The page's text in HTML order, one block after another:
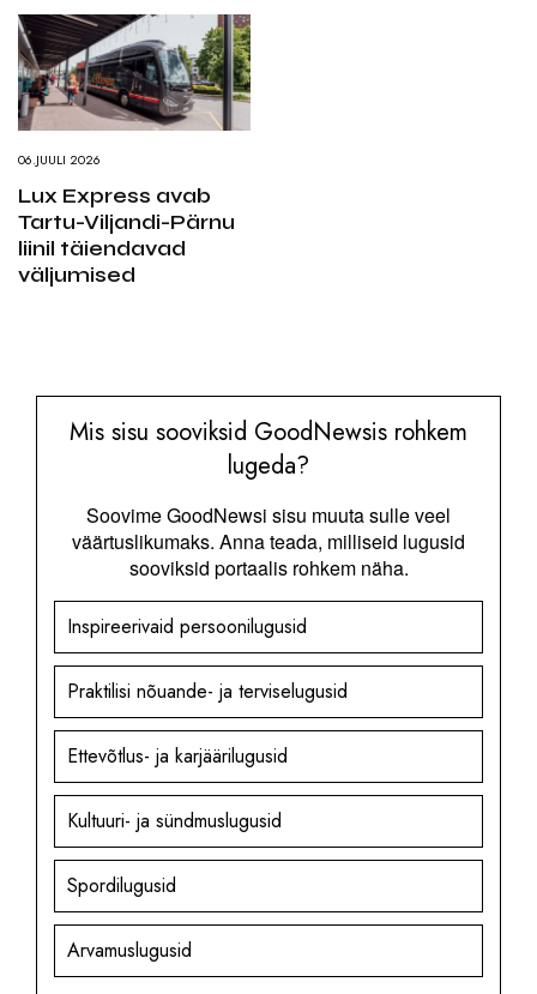
06.JUULI 2026
Lux Express avab
Tartu-Viljandi-Pärnu
liinil täiendavad
väljumised
Mis sisu sooviksid GoodNewsis rohkem
lugeda?
Soovime GoodNewsi sisu muuta sulle veel
väärtuslikumaks. Anna teada, milliseid lugusid
sooviksid portaalis rohkem näha.
Inspireerivaid persoonilugusid
Praktilisi nõuande- ja terviselugusid
Ettevõtlus- ja karjäärilugusid
Kultuuri- ja sündmuslugusid
Spordilugusid
Arvamuslugusid